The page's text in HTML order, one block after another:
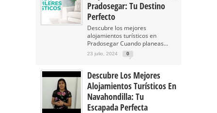
Pradosegar: Tu Destino
Perfecto
Descubre los mejores
alojamientos turísticos en
Pradosegar Cuando planeas...
23 julio, 2024 0
Descubre Los Mejores
Alojamientos Turísticos En
Navahondilla: Tu
Escapada Perfecta